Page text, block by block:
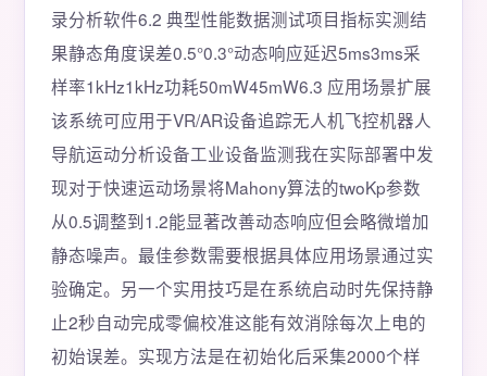
录分析软件6.2 典型性能数据测试项目指标实测结
果静态角度误差0.5°0.3°动态响应延迟5ms3ms采
样率1kHz1kHz功耗50mW45mW6.3 应用场景扩展
该系统可应用于VR/AR设备追踪无人机飞控机器人
导航运动分析设备工业设备监测我在实际部署中发
现对于快速运动场景将Mahony算法的twoKp参数
从0.5调整到1.2能显著改善动态响应但会略微增加
静态噪声。最佳参数需要根据具体应用场景通过实
验确定。另一个实用技巧是在系统启动时先保持静
止2秒自动完成零偏校准这能有效消除每次上电的
初始误差。实现方法是在初始化后采集2000个样